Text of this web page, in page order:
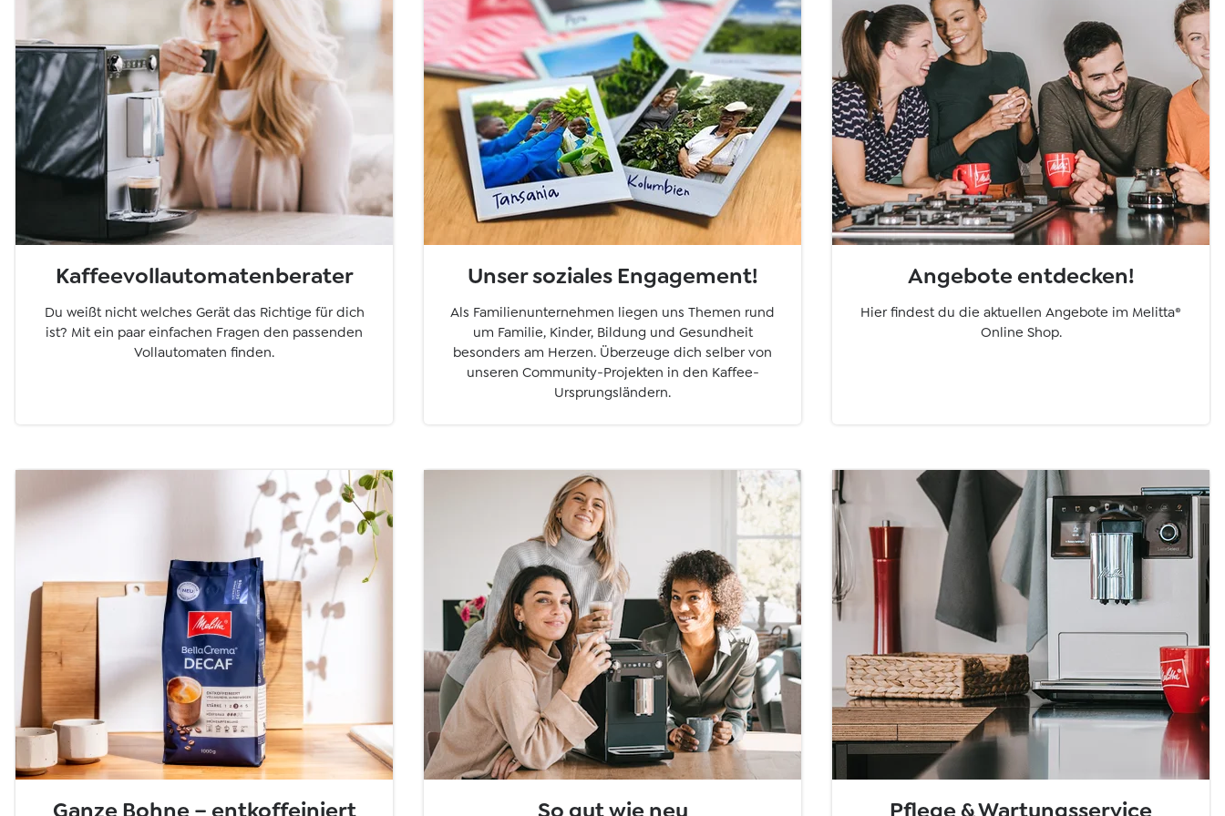
Kaffeevollautomatenberater
Du weißt nicht welches Gerät das Richtige für dich
ist? Mit ein paar einfachen Fragen den passenden
Vollautomaten finden.
Unser soziales Engagement!
Als Familienunternehmen liegen uns Themen rund
um Familie, Kinder, Bildung und Gesundheit
besonders am Herzen. Überzeuge dich selber von
unseren Community-Projekten in den Kaffee-
Ursprungsländern.
Angebote entdecken!
Hier findest du die aktuellen Angebote im Melitta®
Online Shop.